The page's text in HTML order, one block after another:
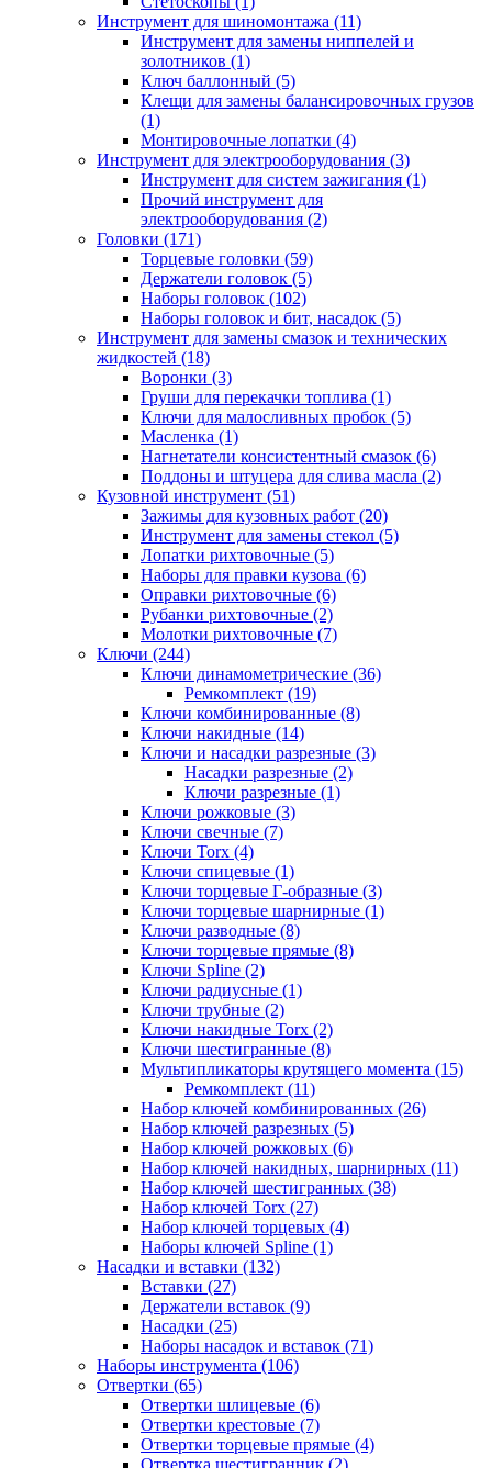
Инструмент для шиномонтажа (11)
Инструмент для замены ниппелей и
золотников (1)
Ключ баллонный (5)
Клещи для замены балансировочных грузов
(1)
Монтировочные лопатки (4)
Инструмент для электрооборудования (3)
Инструмент для систем зажигания (1)
Прочий инструмент для
электрооборудования (2)
Головки (171)
Торцевые головки (59)
Держатели головок (5)
Наборы головок (102)
Наборы головок и бит, насадок (5)
Инструмент для замены смазок и технических
жидкостей (18)
Воронки (3)
Груши для перекачки топлива (1)
Ключи для малосливных пробок (5)
Масленка (1)
Нагнетатели консистентный смазок (6)
Поддоны и штуцера для слива масла (2)
Кузовной инструмент (51)
Зажимы для кузовных работ (20)
Инструмент для замены стекол (5)
Лопатки рихтовочные (5)
Наборы для правки кузова (6)
Оправки рихтовочные (6)
Рубанки рихтовочные (2)
Молотки рихтовочные (7)
Ключи (244)
Ключи динамометрические (36)
Ремкомплект (19)
Ключи комбинированные (8)
Ключи накидные (14)
Ключи и насадки разрезные (3)
Насадки разрезные (2)
Ключи разрезные (1)
Ключи рожковые (3)
Ключи свечные (7)
Ключи Torx (4)
Ключи спицевые (1)
Ключи торцевые Г-образные (3)
Ключи торцевые шарнирные (1)
Ключи разводные (8)
Ключи торцевые прямые (8)
Ключи Spline (2)
Ключи радиусные (1)
Ключи трубные (2)
Ключи накидные Torx (2)
Ключи шестигранные (8)
Мультипликаторы крутящего момента (15)
Ремкомплект (11)
Набор ключей комбинированных (26)
Набор ключей разрезных (5)
Набор ключей рожковых (6)
Набор ключей накидных, шарнирных (11)
Набор ключей шестигранных (38)
Набор ключей Torx (27)
Набор ключей торцевых (4)
Наборы ключей Spline (1)
Насадки и вставки (132)
Вставки (27)
Держатели вставок (9)
Насадки (25)
Наборы насадок и вставок (71)
Наборы инструмента (106)
Отвертки (65)
Отвертки шлицевые (6)
Отвертки крестовые (7)
Отвертки торцевые прямые (4)
Отвертка шестигранник (2)